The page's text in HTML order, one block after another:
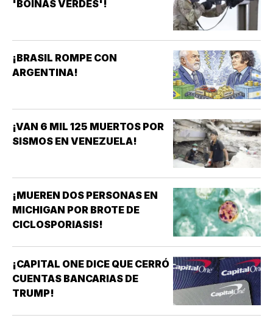
'BOINAS VERDES'!
¡BRASIL ROMPE CON
ARGENTINA!
¡VAN 6 MIL 125 MUERTOS POR
SISMOS EN VENEZUELA!
¡MUEREN DOS PERSONAS EN
MICHIGAN POR BROTE DE
CICLOSPORIASIS!
¡CAPITAL ONE DICE QUE CERRÓ
CUENTAS BANCARIAS DE
TRUMP!